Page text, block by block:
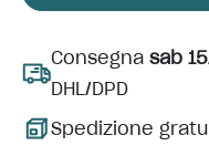
Consegna sab
DHL/DPD
Spedizione